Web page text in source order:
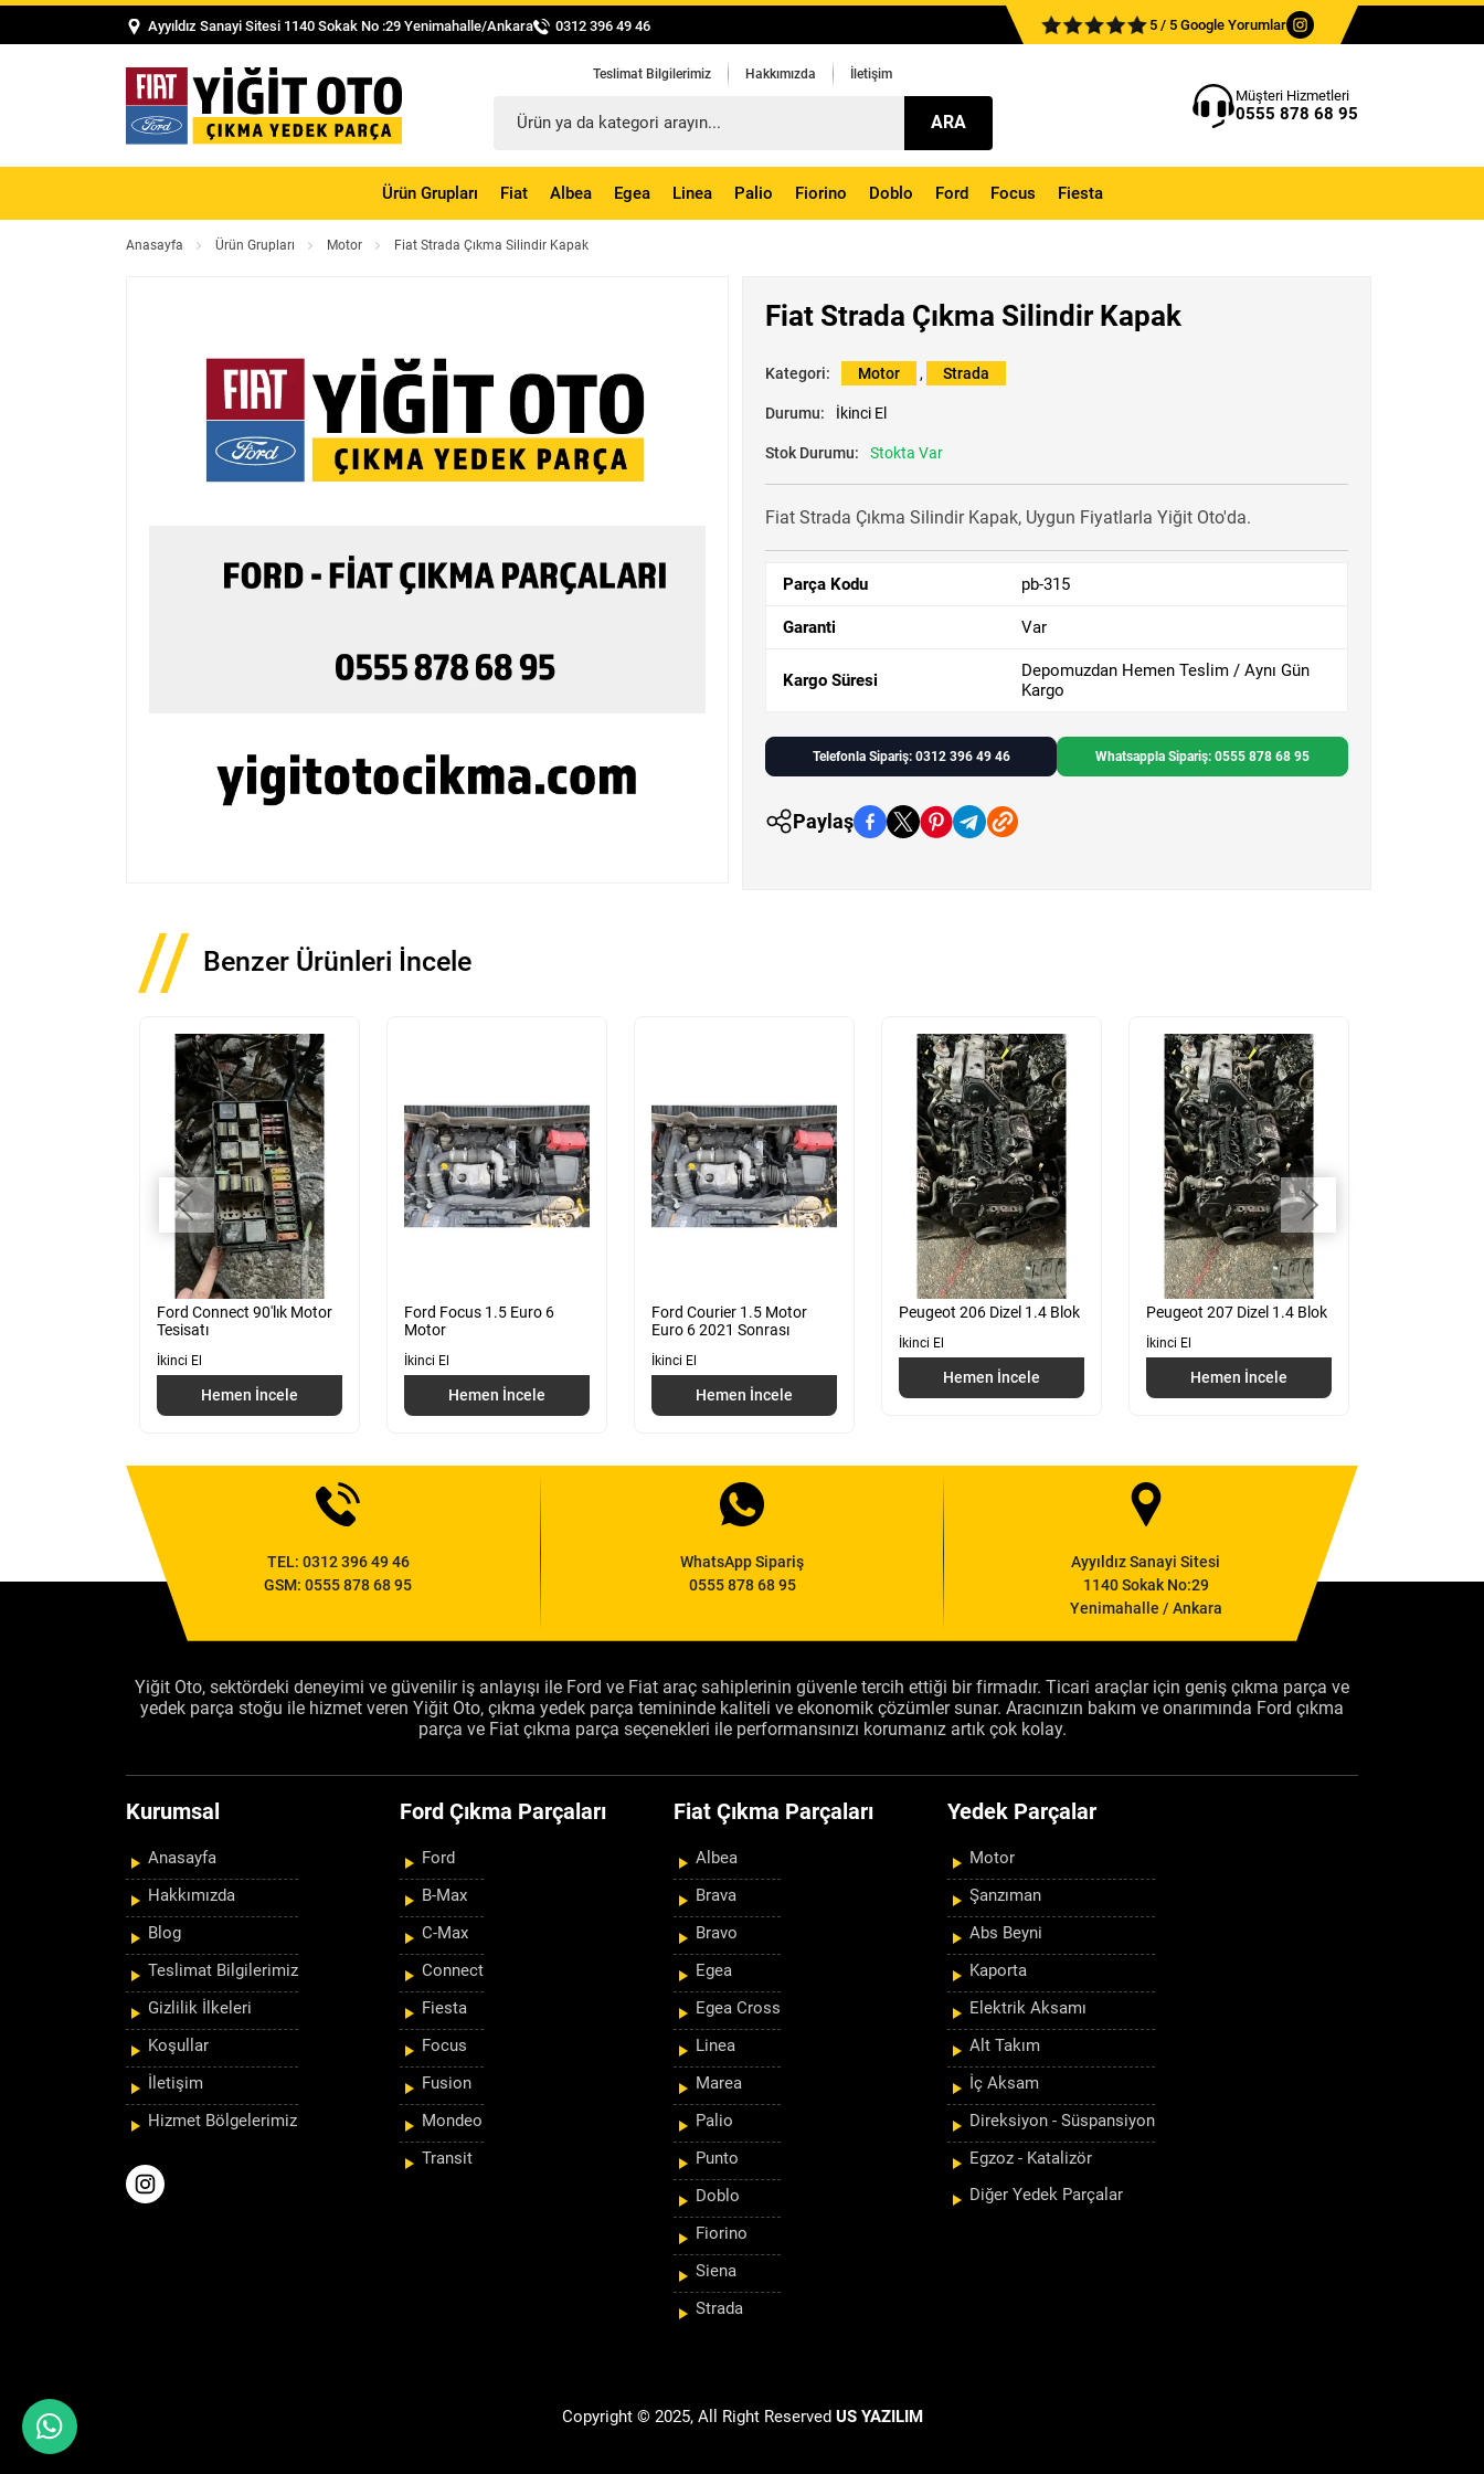
Ayyıldız Sanayi Sitesi 1140 Sokak No :29 Yenimahalle/Ankara 0312 396 49 46 5 / 5 Google Yorumlar
Teslimat Bilgilerimiz Hakkımızda İletişim
ARA
Müşteri Hizmetleri
0555 878 68 95
Ürün Grupları Fiat Albea Egea Linea Palio Fiorino Doblo Ford Focus Fiesta
Anasayfa Ürün Grupları Motor Fiat Strada Çıkma Silindir Kapak
Fiat Strada Çıkma Silindir Kapak
Kategori: Motor , Strada
Durumu: İkinci El
Stok Durumu: Stokta Var
Fiat Strada Çıkma Silindir Kapak, Uygun Fiyatlarla Yiğit Oto'da.
Parça Kodu pb-315
Garanti Var
Kargo Süresi
Depomuzdan Hemen Teslim / Aynı Gün
Kargo
Telefonla Sipariş: 0312 396 49 46 Whatsappla Sipariş: 0555 878 68 95
Paylaş
Benzer Ürünleri İncele
Ford Connect 90'lık Motor
Tesisatı
İkinci El
Hemen İncele
Ford Focus 1.5 Euro 6
Motor
İkinci El
Hemen İncele
Ford Courier 1.5 Motor
Euro 6 2021 Sonrası
İkinci El
Hemen İncele
Peugeot 206 Dizel 1.4 Blok
İkinci El
Hemen İncele
Peugeot 207 Dizel 1.4 Blok
İkinci El
Hemen İncele
TEL: 0312 396 49 46
GSM:0555 878 68 95
WhatsApp Sipariş
0555 878 68 95
Ayyıldız Sanayi Sitesi
1140 Sokak No:29
Yenimahalle / Ankara
Yiğit Oto, sektördeki deneyimi ve güvenilir iş anlayışı ile Ford ve Fiat araç sahiplerinin güvenle tercih ettiği bir firmadır. Ticari araçlar için geniş çıkma parça ve
yedek parça stoğu ile hizmet veren Yiğit Oto, çıkma yedek parça temininde kaliteli ve ekonomik çözümler sunar. Aracınızın bakım ve onarımında Ford çıkma
parça ve Fiat çıkma parça seçenekleri ile performansınızı korumanız artık çok kolay.
Kurumsal
Anasayfa
Hakkımızda
Blog
Teslimat Bilgilerimiz
Gizlilik İlkeleri
Koşullar
İletişim
Hizmet Bölgelerimiz
Ford Çıkma Parçaları
Ford
B-Max
C-Max
Connect
Fiesta
Focus
Fusion
Mondeo
Transit
Fiat Çıkma Parçaları
Albea
Brava
Bravo
Egea
Egea Cross
Linea
Marea
Palio
Punto
Doblo
Fiorino
Siena
Strada
Yedek Parçalar
Motor
Şanzıman
Abs Beyni
Kaporta
Elektrik Aksamı
Alt Takım
İç Aksam
Direksiyon - Süspansiyon
Egzoz - Katalizör
Diğer Yedek Parçalar
Copyright © 2025, All Right Reserved US YAZILIM